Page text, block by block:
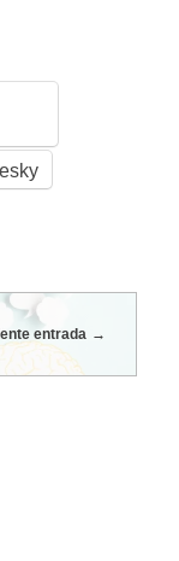
entrada